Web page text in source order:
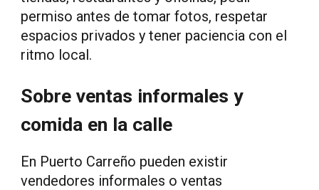
permiso antes de tomar fotos, respetar
espacios privados y tener paciencia con el
ritmo local.
Sobre ventas informales y
comida en la calle
En Puerto Carreño pueden existir
vendedores informales o ventas